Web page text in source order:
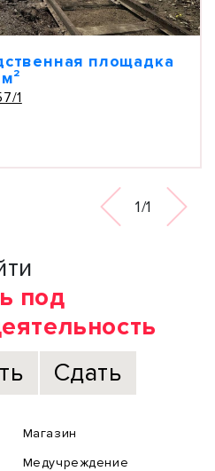
площадка
1
1/1
под
Сдать
Магазин
Медучреждение